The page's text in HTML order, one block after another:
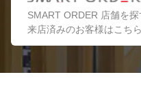
SMART ORDER 店舗を
来店済みのお客様はこちら